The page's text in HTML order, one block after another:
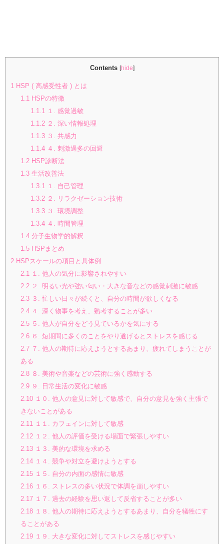
Contents [hide]
1 HSP ( 高感受性者 ) とは
1.1HSPの特徴
1.1.1１. 感覚過敏
1.1.2２. 深い情報処理
1.1.3３. 共感力
1.1.4４. 刺激過多の回避
1.2HSP診断法
1.3生活改善法
1.3.1１. 自己管理
1.3.2２. リラクゼーション技術
1.3.3３. 環境調整
1.3.4４. 時間管理
1.4分子生物学的解釈
1.5HSPまとめ
2 HSPスケールの項目と具体例
2.1１. 他人の気分に影響されやすい
2.2２. 明るい光や強い匂い・大きな音などの感覚刺激に敏感
2.3３. 忙しい日々が続くと、自分の時間が欲しくなる
2.4４. 深く物事を考え、熟考することが多い
2.5５. 他人が自分をどう見ているかを気にする
2.6６. 短期間に多くのことをやり遂げるとストレスを感じる
2.7７. 他人の期待に応えようとするあまり、疲れてしまうことが
ある
2.8８. 美術や音楽などの芸術に強く感動する
2.9９. 日常生活の変化に敏感
2.10１０. 他人の意見に対して敏感で、自分の意見を強く主張で
きないことがある
2.11１１. カフェインに対して敏感
2.12１２. 他人の評価を受ける場面で緊張しやすい
2.13１３. 美的な環境を求める
2.14１４. 競争や対立を避けようとする
2.15１５. 自分の内面の感情に敏感
2.16１６. ストレスの多い状況で体調を崩しやすい
2.17１７. 過去の経験を思い返して反省することが多い
2.18１８. 他人の期待に応えようとするあまり、自分を犠牲にす
ることがある
2.19１９. 大きな変化に対してストレスを感じやすい